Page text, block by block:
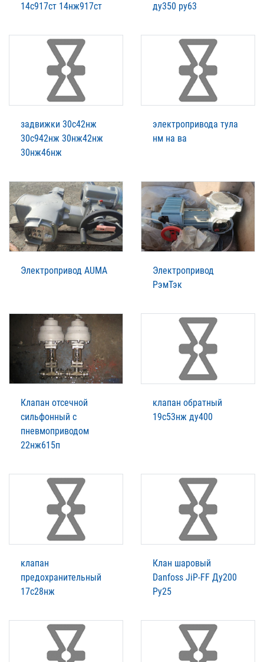
14с917ст 14нж917ст
ду350 ру63
задвижки 30с42нж
30с942нж 30нж42нж
30нж46нж
электропривода тула
нм на ва
Электропривод AUMA
Электропривод
РэмТэк
Клапан отсечной
сильфонный с
пневмоприводом
22нж615п
клапан обратный
19с53нж ду400
клапан
предохранительный
17с28нж
Клан шаровый
Danfoss JiP-FF Ду200
Ру25